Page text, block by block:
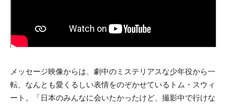
メッセージ映像からは、劇中のミステリアスな少年役から一
転、なんとも愛くるしい表情をのぞかせているトム・スウィ
ート。「日本のみんなに会いたかったけど、撮影中で行けな